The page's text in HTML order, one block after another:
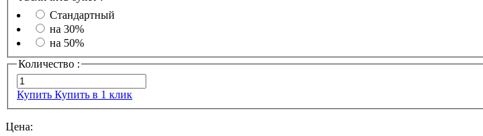
Стандартный
на 30%
на 50%
Количество :
Купить Купить в 1 клик
Цена: